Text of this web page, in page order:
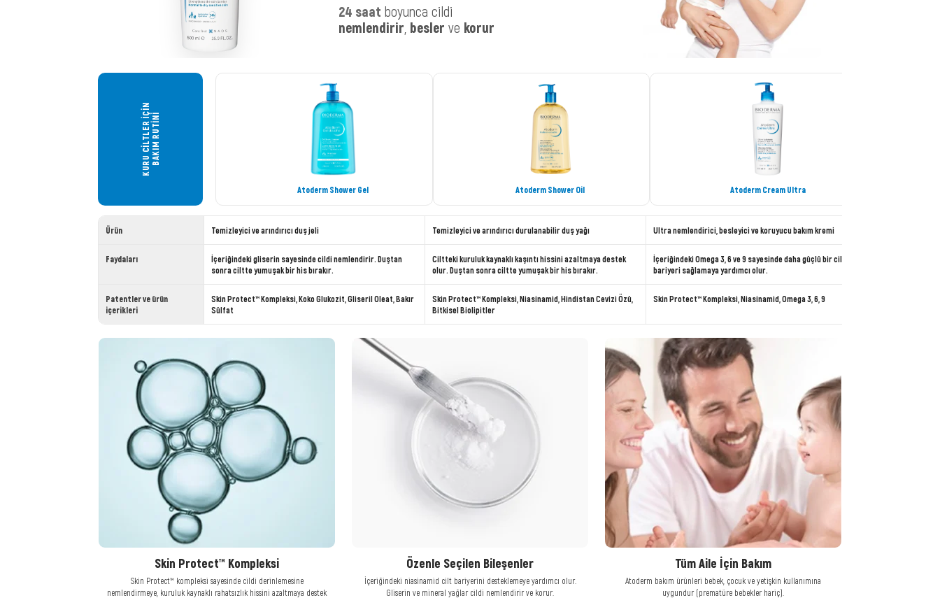
24 saat boyunca cildi
nemlendirir besler ve korur
KURU CİLTLER İÇİNBAKIM RUTİNİ
Atoderm Shower Gel Atoderm Shower Oil Atoderm Cream Ultra
Ürün Temizleyici ve arındırıcı duş jeli Temizleyici ve arındırıcı durulanabilir duş yağı Ultra nemlendirici, besleyici ve koruyucu bakım kremi
Faydaları
İçeriğindeki gliserin sayesinde cildi nemlendirir. Duştan
sonra ciltte yumuşak bir his bırakır.
Ciltteki kuruluk kaynaklı kaşıntı hissini azaltmaya destek
olur. Duştan sonra ciltte yumuşak bir his bırakır.
İçeriğindeki Omega 3, 6 ve 9 sayesinde daha güçlü bir cilt
bariyeri sağlamaya yardımcı olur.
Patentler ve ürün
içerikleri
Skin Protect™ Kompleksi, Koko Glukozit, Gliseril Oleat, Bakır
Sülfat
Skin Protect™ Kompleksi, Niasinamid, Hindistan Cevizi Özü,
Bitkisel Biolipitler
Skin Protect™ Kompleksi, Niasinamid, Omega 3, 6, 9
Skin Protect™ Kompleksi
Skin Protect™ kompleksi sayesinde cildi derinlemesine
nemlendirmeye, kuruluk kaynaklı rahatsızlık hissini azaltmaya destek
Özenle Seçilen Bileşenler
İçeriğindeki niasinamid cilt bariyerini desteklemeye yardımcı olur.
Gliserin ve mineral yağlar cildi nemlendirir ve korur.
Tüm Aile İçin Bakım
Atoderm bakım ürünleri bebek, çocuk ve yetişkin kullanımına
uygundur (prematüre bebekler hariç).